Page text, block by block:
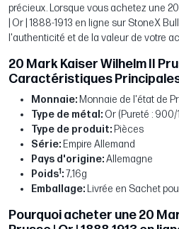
précieux. Lorsque vous achetez une
| Or | 1888-1913 en ligne sur StoneX
l'authenticité et de la valeur de votre
20 Mark Kaiser Wilhelm II
Caractéristiques
Monnaie: Monnaie de l'état de
Type de métal: Or (Pureté : 900/
Type de produit: Pièces
Série: Empire Allemand
Pays d'origine:Allemagne
Poids1:7,16g
Emballage: Livrée en Sachet
Pourquoi acheter une 20